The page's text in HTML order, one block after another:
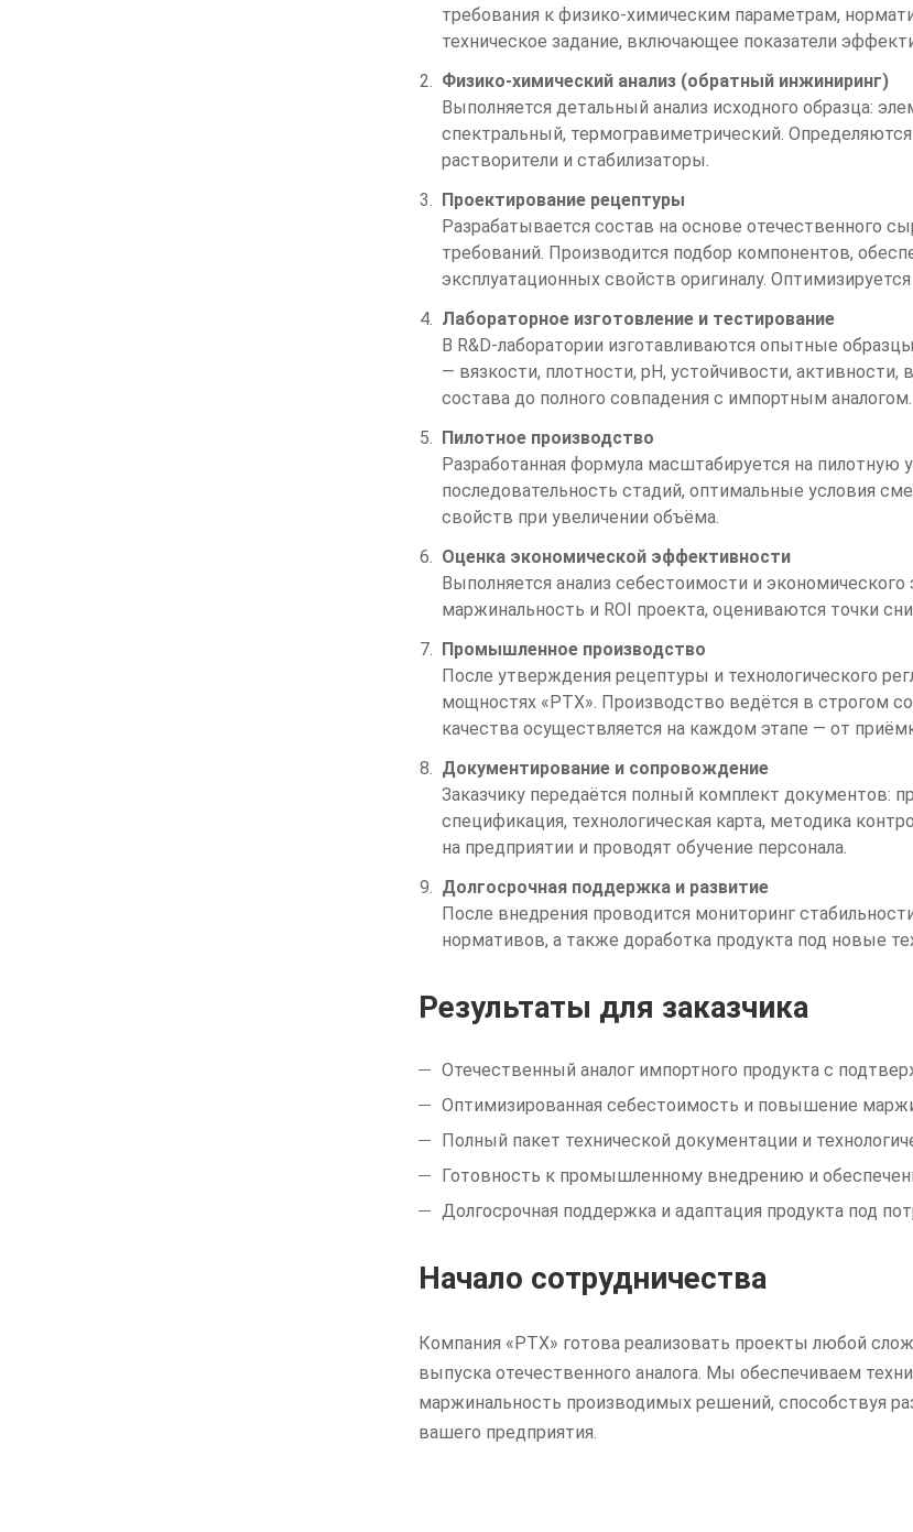
требования к физико-химическим параметрам,
техническое задание, включающее показатели
Физико-химический анализ (обратный инжиниринг)
Выполняется детальный анализ исходного образца:
спектральный, термогравиметрический.
растворители и стабилизаторы.
Проектирование рецептуры
Разрабатывается состав на основе отечественного
требований. Производится подбор компонентов,
эксплуатационных свойств оригиналу.
Лабораторное изготовление и тестирование
В R&D-лаборатории изготавливаются опытные
— вязкости, плотности, pH, устойчивости,
состава до полного совпадения с импортным аналогом.
Пилотное производство
Разработанная формула масштабируется на
последовательность стадий, оптимальные условия
свойств при увеличении объёма.
Оценка экономической эффективности
Выполняется анализ себестоимости и
маржинальность и ROI проекта, оцениваются точки
Промышленное производство
После утверждения рецептуры и технологического
мощностях «РТХ». Производство ведётся в строгом
качества осуществляется на каждом этапе — от
Документирование и сопровождение
Заказчику передаётся полный комплект документов:
спецификация, технологическая карта, методика
на предприятии и проводят обучение персонала.
Долгосрочная поддержка и развитие
После внедрения проводится мониторинг
нормативов, а также доработка продукта под новые
Результаты для заказчика
Отечественный аналог импортного продукта с
Оптимизированная себестоимость и повышение
Полный пакет технической документации и
Готовность к промышленному внедрению и
Долгосрочная поддержка и адаптация продукта под
Начало сотрудничества
Компания «РТХ» готова реализовать проекты любой
выпуска отечественного аналога. Мы обеспечиваем
маржинальность производимых решений, способствуя
вашего предприятия.